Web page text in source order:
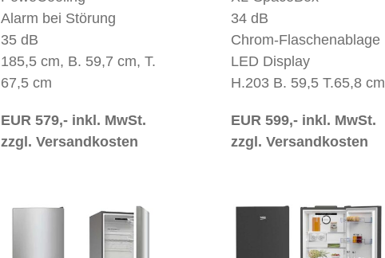
Alarm bei Störung
35 dB
185,5 cm, B. 59,7 cm, T.
67,5 cm
EUR 579,- inkl. MwSt.
zzgl. Versandkosten
34 dB
Chrom-Flaschenablage
LED Display
H.203 B. 59,5 T.65,8 cm
EUR 599,- inkl. MwSt.
zzgl. Versandkosten